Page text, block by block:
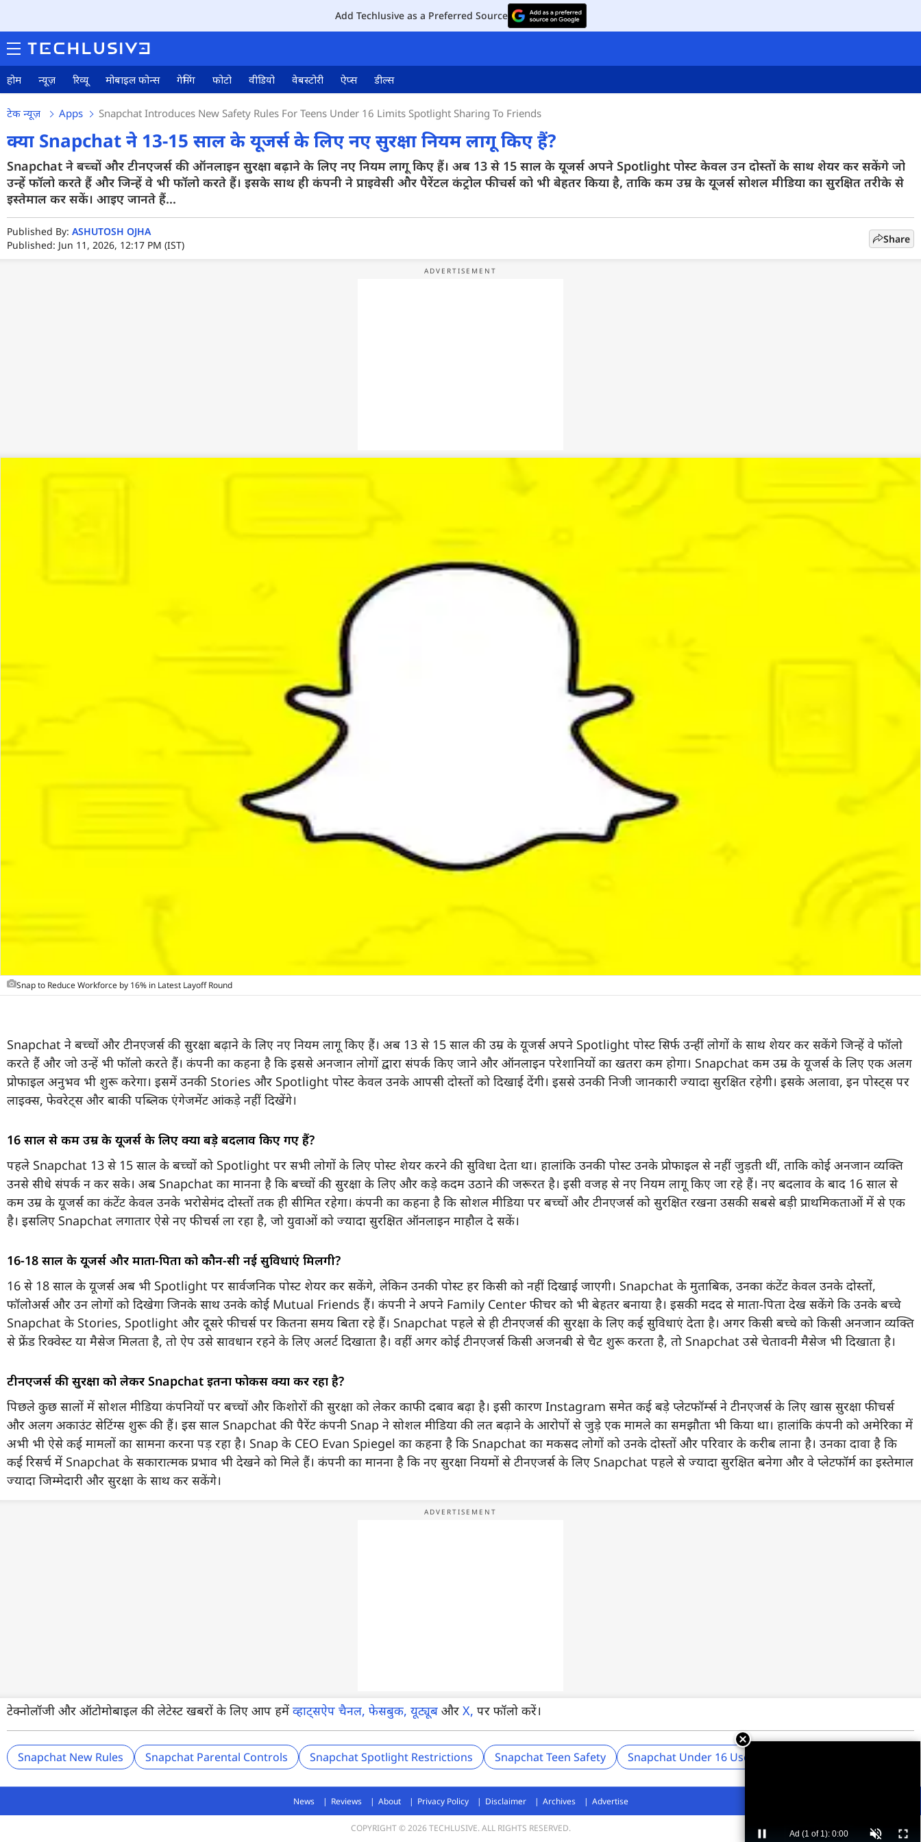
Add Techlusive as a Preferred Source
होम न्यूज़ रिव्यू मोबाइल फोन्स गेमिंग फोटो वीडियो वेबस्टोरी ऐप्स डील्स
टेक न्यूज़ Apps Snapchat Introduces New Safety Rules For Teens Under 16 Limits Spotlight Sharing To Friends
क्या Snapchat ने 13-15 साल के यूजर्स के लिए नए सुरक्षा नियम लागू किए हैं?
Snapchat ने बच्चों और टीनएजर्स की ऑनलाइन सुरक्षा बढ़ाने के लिए नए नियम लागू किए हैं। अब 13 से 15 साल के यूजर्स अपने Spotlight पोस्ट केवल उन दोस्तों के साथ शेयर कर सकेंगे जो
उन्हें फॉलो करते हैं और जिन्हें वे भी फॉलो करते हैं। इसके साथ ही कंपनी ने प्राइवेसी और पैरेंटल कंट्रोल फीचर्स को भी बेहतर किया है, ताकि कम उम्र के यूजर्स सोशल मीडिया का सुरक्षित तरीके से
इस्तेमाल कर सकें। आइए जानते हैं...
Published By: ASHUTOSH OJHA
Published: Jun 11, 2026, 12:17 PM (IST)
Share
Snap to Reduce Workforce by 16% in Latest Layoff Round
Snapchat ने बच्चों और टीनएजर्स की सुरक्षा बढ़ाने के लिए नए नियम लागू किए हैं। अब 13 से 15 साल की उम्र के यूजर्स अपने Spotlight पोस्ट सिर्फ उन्हीं लोगों के साथ शेयर कर सकेंगे जिन्हें वे फॉलो
करते हैं और जो उन्हें भी फॉलो करते हैं। कंपनी का कहना है कि इससे अनजान लोगों द्वारा संपर्क किए जाने और ऑनलाइन परेशानियों का खतरा कम होगा। Snapchat कम उम्र के यूजर्स के लिए एक अलग
प्रोफाइल अनुभव भी शुरू करेगा। इसमें उनकी Stories और Spotlight पोस्ट केवल उनके आपसी दोस्तों को दिखाई देंगी। इससे उनकी निजी जानकारी ज्यादा सुरक्षित रहेगी। इसके अलावा, इन पोस्ट्स पर
लाइक्स, फेवरेट्स और बाकी पब्लिक एंगेजमेंट आंकड़े नहीं दिखेंगे।
16 साल से कम उम्र के यूजर्स के लिए क्या बड़े बदलाव किए गए हैं?
पहले Snapchat 13 से 15 साल के बच्चों को Spotlight पर सभी लोगों के लिए पोस्ट शेयर करने की सुविधा देता था। हालांकि उनकी पोस्ट उनके प्रोफाइल से नहीं जुड़ती थीं, ताकि कोई अनजान व्यक्ति
उनसे सीधे संपर्क न कर सके। अब Snapchat का मानना है कि बच्चों की सुरक्षा के लिए और कड़े कदम उठाने की जरूरत है। इसी वजह से नए नियम लागू किए जा रहे हैं। नए बदलाव के बाद 16 साल से
कम उम्र के यूजर्स का कंटेंट केवल उनके भरोसेमंद दोस्तों तक ही सीमित रहेगा। कंपनी का कहना है कि सोशल मीडिया पर बच्चों और टीनएजर्स को सुरक्षित रखना उसकी सबसे बड़ी प्राथमिकताओं में से एक
है। इसलिए Snapchat लगातार ऐसे नए फीचर्स ला रहा है, जो युवाओं को ज्यादा सुरक्षित ऑनलाइन माहौल दे सकें।
16-18 साल के यूजर्स और माता-पिता को कौन-सी नई सुविधाएं मिलेंगी?
16 से 18 साल के यूजर्स अब भी Spotlight पर सार्वजनिक पोस्ट शेयर कर सकेंगे, लेकिन उनकी पोस्ट हर किसी को नहीं दिखाई जाएगी। Snapchat के मुताबिक, उनका कंटेंट केवल उनके दोस्तों,
फॉलोअर्स और उन लोगों को दिखेगा जिनके साथ उनके कोई Mutual Friends हैं। कंपनी ने अपने Family Center फीचर को भी बेहतर बनाया है। इसकी मदद से माता-पिता देख सकेंगे कि उनके बच्चे
Snapchat के Stories, Spotlight और दूसरे फीचर्स पर कितना समय बिता रहे हैं। Snapchat पहले से ही टीनएजर्स की सुरक्षा के लिए कई सुविधाएं देता है। अगर किसी बच्चे को किसी अनजान व्यक्ति
से फ्रेंड रिक्वेस्ट या मैसेज मिलता है, तो ऐप उसे सावधान रहने के लिए अलर्ट दिखाता है। वहीं अगर कोई टीनएजर्स किसी अजनबी से चैट शुरू करता है, तो Snapchat उसे चेतावनी मैसेज भी दिखाता है।
टीनएजर्स की सुरक्षा को लेकर Snapchat इतना फोकस क्यों कर रहा है?
पिछले कुछ सालों में सोशल मीडिया कंपनियों पर बच्चों और किशोरों की सुरक्षा को लेकर काफी दबाव बढ़ा है। इसी कारण Instagram समेत कई बड़े प्लेटफॉर्म्स ने टीनएजर्स के लिए खास सुरक्षा फीचर्स
और अलग अकाउंट सेटिंग्स शुरू की हैं। इस साल Snapchat की पैरेंट कंपनी Snap ने सोशल मीडिया की लत बढ़ाने के आरोपों से जुड़े एक मामले का समझौता भी किया था। हालांकि कंपनी को अमेरिका में
अभी भी ऐसे कई मामलों का सामना करना पड़ रहा है। Snap के CEO Evan Spiegel का कहना है कि Snapchat का मकसद लोगों को उनके दोस्तों और परिवार के करीब लाना है। उनका दावा है कि
कई रिसर्च में Snapchat के सकारात्मक प्रभाव भी देखने को मिले हैं। कंपनी का मानना है कि नए सुरक्षा नियमों से टीनएजर्स के लिए Snapchat पहले से ज्यादा सुरक्षित बनेगा और वे प्लेटफॉर्म का इस्तेमाल
ज्यादा जिम्मेदारी और सुरक्षा के साथ कर सकेंगे।
टेक्नोलॉजी और ऑटोमोबाइल की लेटेस्ट खबरों के लिए आप हमें व्हाट्सऐप चैनल, फेसबुक, यूट्यूब और X, पर फॉलो करें।
Snapchat New Rules Snapchat Parental Controls Snapchat Spotlight Restrictions Snapchat Teen Safety Snapchat Under 16 Users
News Reviews About Privacy Policy Disclaimer Archives Advertise
COPYRIGHT © 2026 TECHLUSIVE. ALL RIGHTS RESERVED.